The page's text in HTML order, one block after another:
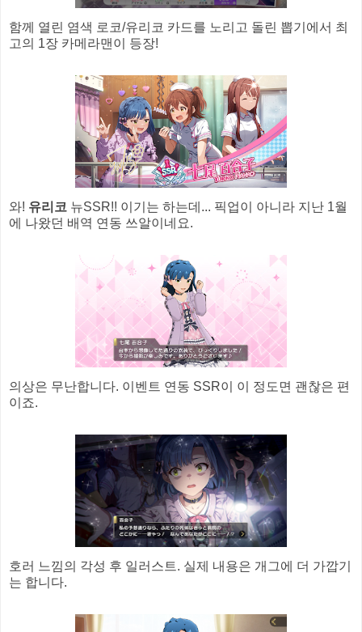
함께 열린 염색 로코/유리코 카드를 노리고 돌린 뽑기에서 최
고의 1장 카메라맨이 등장!
와! 유리코 뉴SSR!! 이기는 하는데... 픽업이 아니라 지난 1월
에 나왔던 배역 연동 쓰알이네요.
의상은 무난합니다. 이벤트 연동 SSR이 이 정도면 괜찮은 편
이죠.
호러 느낌의 각성 후 일러스트. 실제 내용은 개그에 더 가깝기
는 합니다.